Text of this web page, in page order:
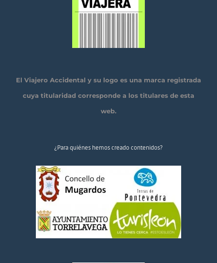
El Viajero Accidental y su logo es una marca registrada
cuya titularidad corresponde a los titulares de esta
web.
¿Para quiénes hemos creado contenidos?